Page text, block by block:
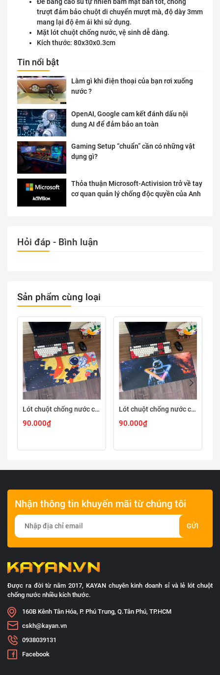
trượt đảm bảo chuột di chuyển mượt mà, độ dày 3mm
mang lại độ êm ái khi sử dụng.
Mặt lót chuột chống nước, vệ sinh dễ dàng.
Kích thước: 80x30x0.3cm
Tin nổi bật
Làm gì khi điện thoại của bạn rơi xuống
nước ?
OpenAI, Google cam kết đánh dấu nội
dung AI để đảm bảo an toàn
Gaming Setup “chuẩn” cần có những vật
dụng gì?
Thỏa thuận Microsoft-Activision trở về tay
cơ quan quản lý chống độc quyền của Anh
Hỏi đáp - Bình luận
Sản phẩm cùng loại
Lót chuột chống nước cỡ lớn 80x30cm dày 3mm ASTRO-03-80X30
90.000₫
Lót chuột chống nước cỡ lớn 80x30cm dày 3mm ASTRO-02-80X30
90.000₫
Nhận thông tin khuyến mãi từ chúng tôi
GỬI
Được ra đời từ năm 2017, KAYAN chuyên kinh doanh sỉ và lẻ lót chuột
chống nước nhiều kích thước.
160B Kênh Tân Hóa, P. Phú Trung, Q.Tân Phú, TP.HCM
cskh@kayan.vn
0938039131
Facebook